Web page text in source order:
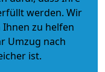
werden. Wir
Ihnen zu helfen
Umzug nach
ist.